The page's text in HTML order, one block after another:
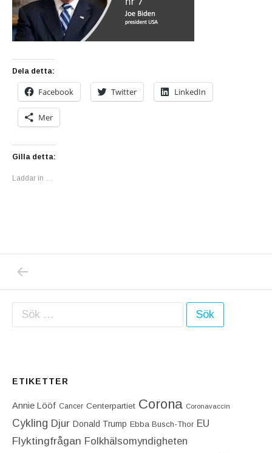
Dela detta:
Facebook Twitter LinkedIn
Mer
Gilla detta:
Laddar in …
Inläggsnavigering
Sök efter:
ETIKETTER
Annie Lööf Cancer Centerpartiet‎ Corona Coronavaccin
Cykling Djur Donald Trump Ebba Busch-Thor EU
Flyktingfrågan Folkhälsomyndigheten